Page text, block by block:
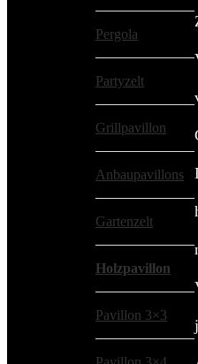
Pergola
Partyzelt
Grillpavillon
Anbaupavillons
Gartenzelt
Holzpavillon
Pavillon 3×3